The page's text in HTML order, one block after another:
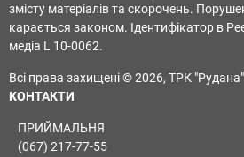
змісту матеріалів та скорочень.
карається законом. Ідентифікатор в
медіа L 10-0062.
Всі права захищені © 2026, ТРК "Рудана"
КОНТАКТИ
ПРИЙМАЛЬНЯ
(067) 217-77-55